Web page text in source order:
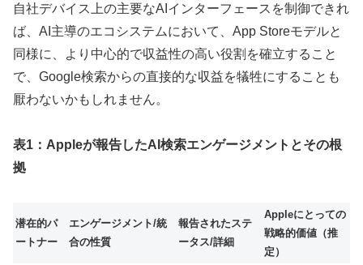
自社デバイス上の主要なAIインターフェースを制御できれ
ば、AI主導のエコシステムにおいて、App Storeモデルと
同様に、より中心的で収益性の高い役割を確立すること
で、Google検索からの直接的な収益を犠牲にすることも
厭わないかもしれません。
表1：Appleが報告したAI検索エンゲージメントとその根
拠
潜在的パ
ートナー
エンゲージメント/統
合の性質
報告されたステ
ータス/詳細
Appleにとっての
戦略的価値（推
定）